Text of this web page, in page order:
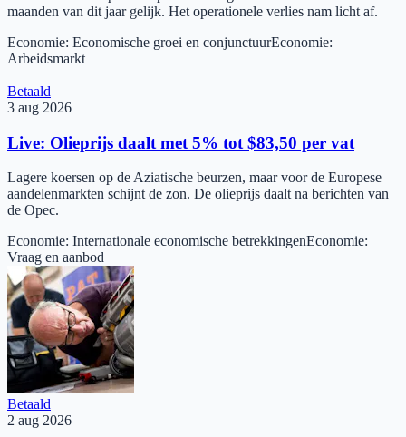
maanden van dit jaar gelijk. Het operationele verlies nam licht af.
Economie: Economische groei en conjunctuurEconomie:
Arbeidsmarkt
Betaald
3 aug 2026
Live: Olieprijs daalt met 5% tot $83,50 per vat
Lagere koersen op de Aziatische beurzen, maar voor de Europese
aandelenmarkten schijnt de zon. De olieprijs daalt na berichten van
de Opec.
Economie: Internationale economische betrekkingenEconomie:
Vraag en aanbod
Betaald
2 aug 2026